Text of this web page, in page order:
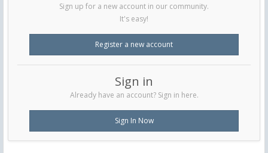
Sign up for a new account in our community.
It's easy!
Register a new account
Sign in
Already have an account? Sign in here.
Sign In Now